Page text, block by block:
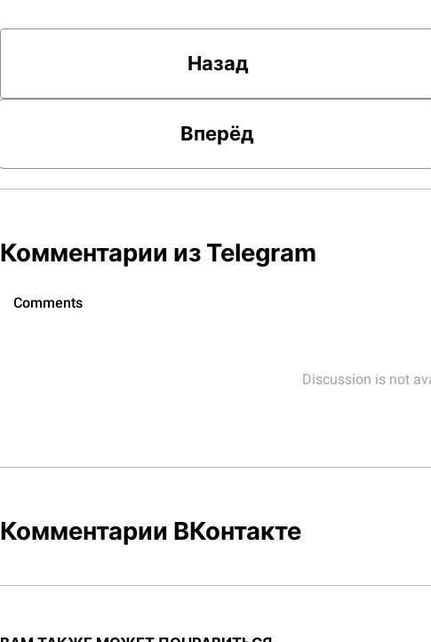
Назад
Вперёд
Комментарии из Telegram
Комментарии ВКонтакте